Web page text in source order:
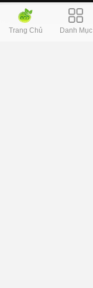
Trang Chủ Danh Mục